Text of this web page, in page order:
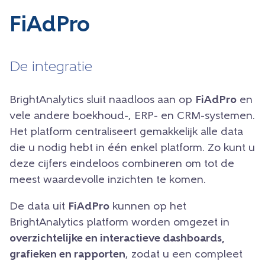
FiAdPro
De integratie
BrightAnalytics sluit naadloos aan op FiAdPro en
vele andere boekhoud-, ERP- en CRM-systemen.
Het platform centraliseert gemakkelijk alle data
die u nodig hebt in één enkel platform. Zo kunt u
deze cijfers eindeloos combineren om tot de
meest waardevolle inzichten te komen.
De data uit FiAdPro kunnen op het
BrightAnalytics platform worden omgezet in
overzichtelijke en interactieve dashboards,
grafieken en rapporten, zodat u een compleet